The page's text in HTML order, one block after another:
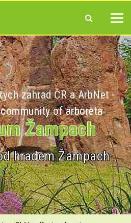
zahrad ČR a ArbNet -
of arboreta
Žampach
hradem Žampach